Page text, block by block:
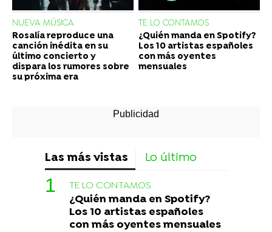
NUEVA MÚSICA
Rosalía reproduce una
canción inédita en su
último concierto y
dispara los rumores sobre
su próxima era
TE LO CONTAMOS
¿Quién manda en Spotify?
Los 10 artistas españoles
con más oyentes
mensuales
Las más vistas Lo último
TE LO CONTAMOS
¿Quién manda en Spotify?
Los 10 artistas españoles
con más oyentes mensuales